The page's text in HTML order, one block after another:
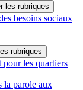
besoins sociaux
les quartiers
la parole aux